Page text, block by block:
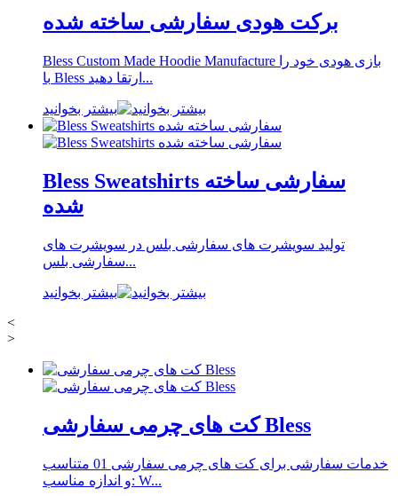
برکت هودی سفارشی ساخته شده
Bless Custom Made Hoodie Manufacture بازی هودی خود را
با Bless ارتقا دهید...
بیشتر بخوانید
Bless Sweatshirts سفارشی ساخته
شده
تولید سویشرت های سفارشی بلس در سویشرت های
سفارشی بلس...
بیشتر بخوانید
<
>
کت های چرمی سفارشی Bless
خدمات سفارشی برای کت های چرمی سفارشی 01 متناسب
و اندازه مناسب: W...